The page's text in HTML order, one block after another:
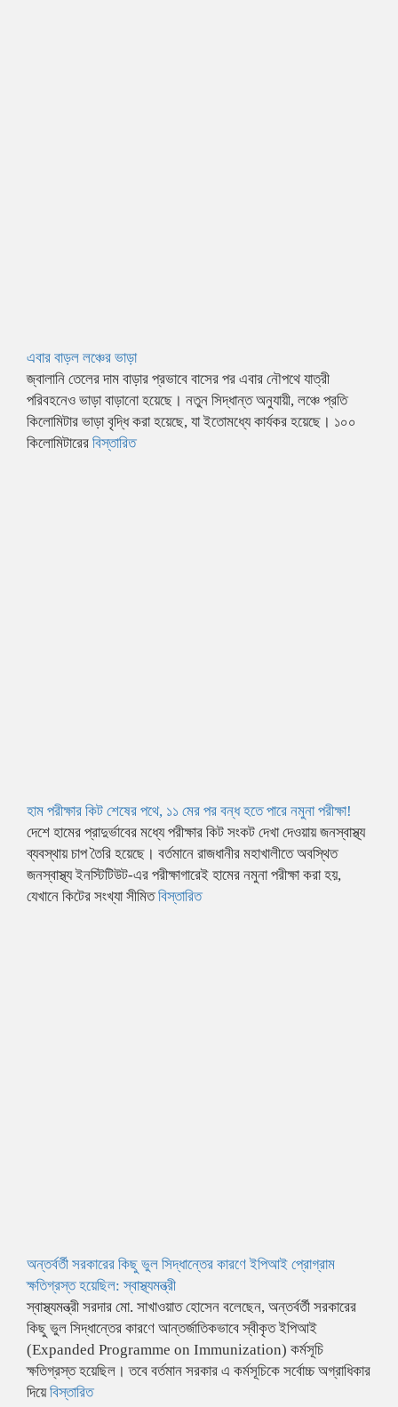
এবার বাড়ল লঞ্চের ভাড়া
জ্বালানি তেলের দাম বাড়ার প্রভাবে বাসের পর এবার নৌপথে যাত্রী
পরিবহনেও ভাড়া বাড়ানো হয়েছে। নতুন সিদ্ধান্ত অনুযায়ী, লঞ্চে প্রতি
কিলোমিটার ভাড়া বৃদ্ধি করা হয়েছে, যা ইতোমধ্যে কার্যকর হয়েছে। ১০০
কিলোমিটারের বিস্তারিত
হাম পরীক্ষার কিট শেষের পথে, ১১ মের পর বন্ধ হতে পারে নমুনা পরীক্ষা!
দেশে হামের প্রাদুর্ভাবের মধ্যে পরীক্ষার কিট সংকট দেখা দেওয়ায় জনস্বাস্থ্য
ব্যবস্থায় চাপ তৈরি হয়েছে। বর্তমানে রাজধানীর মহাখালীতে অবস্থিত
জনস্বাস্থ্য ইনস্টিটিউট-এর পরীক্ষাগারেই হামের নমুনা পরীক্ষা করা হয়,
যেখানে কিটের সংখ্যা সীমিতবিস্তারিত
অন্তর্বর্তী সরকারের কিছু ভুল সিদ্ধান্তের কারণে ইপিআই প্রোগ্রাম
ক্ষতিগ্রস্ত হয়েছিল: স্বাস্থ্যমন্ত্রী
স্বাস্থ্যমন্ত্রী সরদার মো. সাখাওয়াত হোসেন বলেছেন, অন্তর্বর্তী সরকারের
কিছু ভুল সিদ্ধান্তের কারণে আন্তর্জাতিকভাবে স্বীকৃত ইপিআই
(Expanded Programme on Immunization) কর্মসূচি
ক্ষতিগ্রস্ত হয়েছিল। তবে বর্তমান সরকার এ কর্মসূচিকে সর্বোচ্চ অগ্রাধিকার
দিয়েবিস্তারিত